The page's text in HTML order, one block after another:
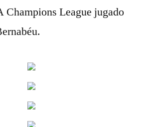
Champions League jugado